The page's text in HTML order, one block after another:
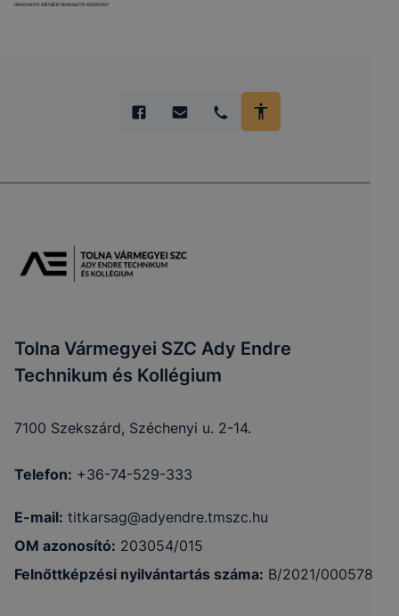
Tolna Vármegyei SZC Ady Endre
Technikum és Kollégium
7100 Szekszárd, Széchenyi u. 2-14.
Telefon: +36-74-529-333
E-mail: titkarsag@adyendre.tmszc.hu
OM azonosító: 203054/015
Felnőttképzési nyilvántartás száma: B/2021/000578